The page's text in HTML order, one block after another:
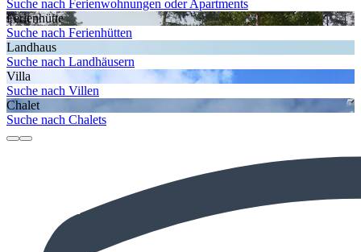
Suche nach Ferienwohnungen oder Apartments
Ferienhütte
Suche nach Ferienhütten
Landhaus
Suche nach Landhäusern
Villa
Suche nach Villen
Chalet
Suche nach Chalets